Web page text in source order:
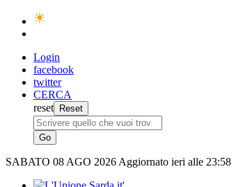
Login
facebook
twitter
CERCA
reset
SABATO 08 AGO 2026 Aggiornato ieri alle 23:58